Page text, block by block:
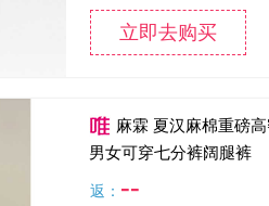
立即去购买
麻霖 夏汉麻棉重磅
男女可穿七分裤阔腿裤
返： --